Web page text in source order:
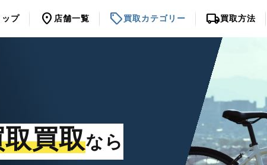
ップ location_on 店舗一覧 sell買取カテゴリー local_shipping買取方法
買取なら